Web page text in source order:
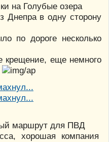
на Голубые озера
Днепра в одну сторону
по дороге несколько
крещение, еще немного
маршрут для ПВД
хорошая компания